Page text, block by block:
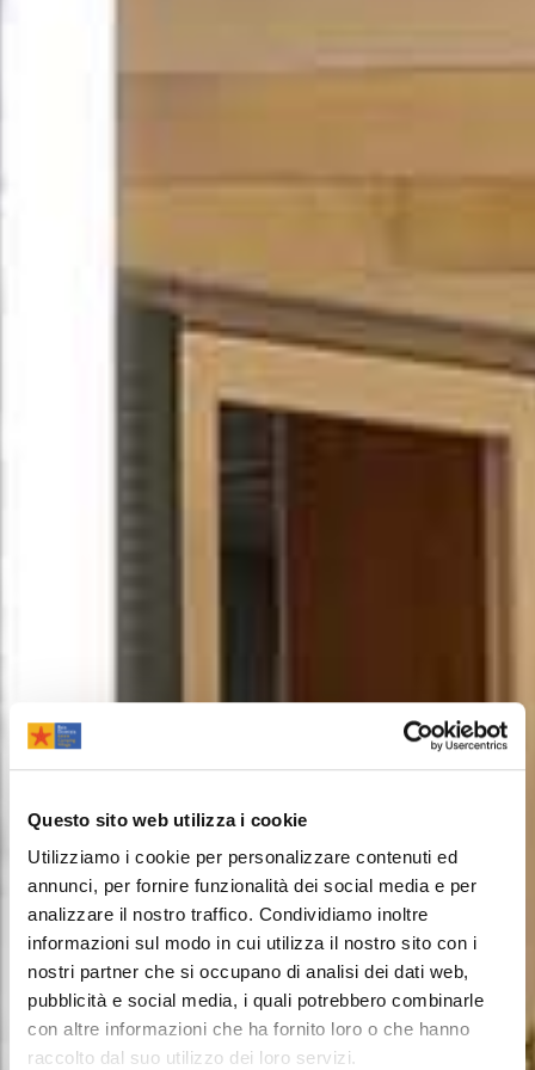
Questo sito web utilizza i cookie
Utilizziamo i cookie per personalizzare contenuti ed
annunci, per fornire funzionalità dei social media e per
analizzare il nostro traffico. Condividiamo inoltre
informazioni sul modo in cui utilizza il nostro sito con i
nostri partner che si occupano di analisi dei dati web,
pubblicità e social media, i quali potrebbero combinarle
con altre informazioni che ha fornito loro o che hanno
raccolto dal suo utilizzo dei loro servizi.